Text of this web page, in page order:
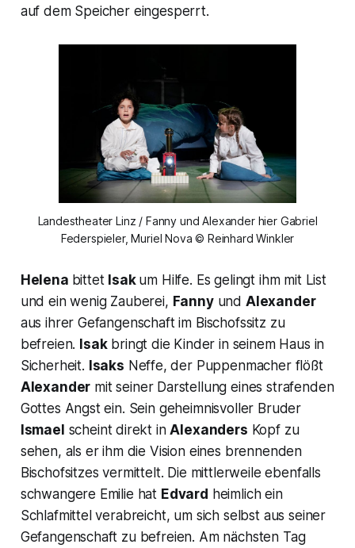
auf dem Speicher eingesperrt.
Landestheater Linz / Fanny und Alexander hier Gabriel
Federspieler, Muriel Nova © Reinhard Winkler
Helena bittet Isak um Hilfe. Es gelingt ihm mit List
und ein wenig Zauberei, Fannyund Alexander
aus ihrer Gefangenschaft im Bischofssitz zu
befreien. Isak bringt die Kinder in seinem Haus in
Sicherheit. Isaks Neffe, der Puppenmacher flößt
Alexander mit seiner Darstellung eines strafenden
Gottes Angst ein. Sein geheimnisvoller Bruder
Ismael scheint direkt inAlexanders Kopf zu
sehen, als er ihm die Vision eines brennenden
Bischofsitzes vermittelt. Die mittlerweile ebenfalls
schwangere Emilie hat Edvard heimlich ein
Schlafmittel verabreicht, um sich selbst aus seiner
Gefangenschaft zu befreien. Am nächsten Tag